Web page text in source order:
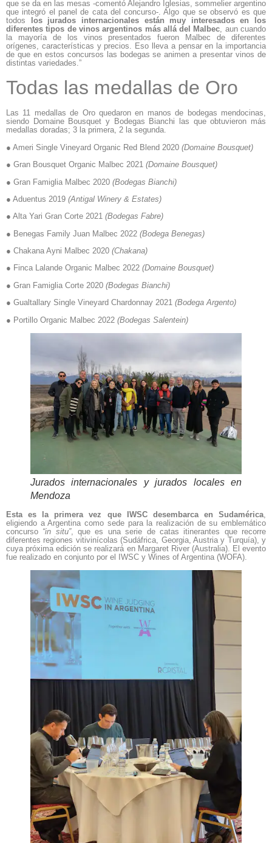
que se da en las mesas -comentó Alejandro Iglesias, sommelier argentino
que integró el panel de cata del concurso-. Algo que se observó es que
todos los jurados internacionales están muy interesados en los
diferentes tipos de vinos argentinos más allá del Malbec , aun cuando
la mayoría de los vinos presentados fueron Malbec de diferentes
orígenes, características y precios. Eso lleva a pensar en la importancia
de que en estos concursos las bodegas se animen a presentar vinos de
distintas variedades.”
Todas las medallas de Oro
Las 11 medallas de Oro quedaron en manos de bodegas mendocinas,
siendo Domaine Bousquet y Bodegas Bianchi las que obtuvieron más
medallas doradas; 3 la primera, 2 la segunda.
● Ameri Single Vineyard Organic Red Blend 2020 (Domaine Bousquet)
● Gran Bousquet Organic Malbec 2021 (Domaine Bousquet)
● Gran Famiglia Malbec 2020 (Bodegas Bianchi)
● Aduentus 2019 (Antigal Winery & Estates)
● Alta Yari Gran Corte 2021 (Bodegas Fabre)
● Benegas Family Juan Malbec 2022 (Bodega Benegas)
● Chakana Ayni Malbec 2020 (Chakana)
● Finca Lalande Organic Malbec 2022 (Domaine Bousquet)
● Gran Famiglia Corte 2020 (Bodegas Bianchi)
● Gualtallary Single Vineyard Chardonnay 2021 (Bodega Argento)
● Portillo Organic Malbec 2022 (Bodegas Salentein)
Jurados internacionales y jurados locales en
Mendoza
Esta es la primera vez que IWSC desembarca en Sudamérica,
eligiendo a Argentina como sede para la realización de su emblemático
concurso “in situ”, que es una serie de catas itinerantes que recorre
diferentes regiones vitivinícolas (Sudáfrica, Georgia, Austria y Turquía), y
cuya próxima edición se realizará en Margaret River (Australia). El evento
fue realizado en conjunto por el IWSC y Wines of Argentina (WOFA).